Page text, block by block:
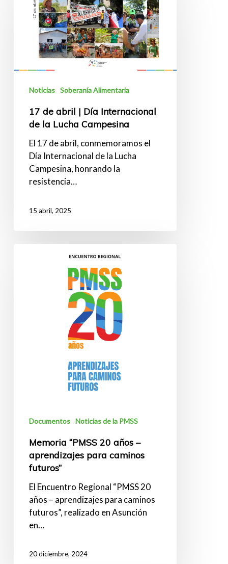
Internacional
LuchaNoticias Soberanía Alimentaria
17 de abril | Día Internacional
de la Lucha Campesina
El 17 de abril, conmemoramos el
Día Internacional de la Lucha
Campesina, honrando la
resistencia…
15 abril, 2025
Documentos Noticias de la PMSS
Memoria “PMSS 20 años –
aprendizajes para caminos
futuros”
El Encuentro Regional “PMSS 20
años – aprendizajes para caminos
futuros”, realizado en Asunción
en…
20 diciembre, 2024